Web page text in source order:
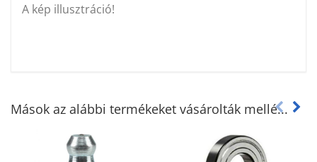
A kép illusztráció!
Mások az alábbi termékeket vásárolták mellé...